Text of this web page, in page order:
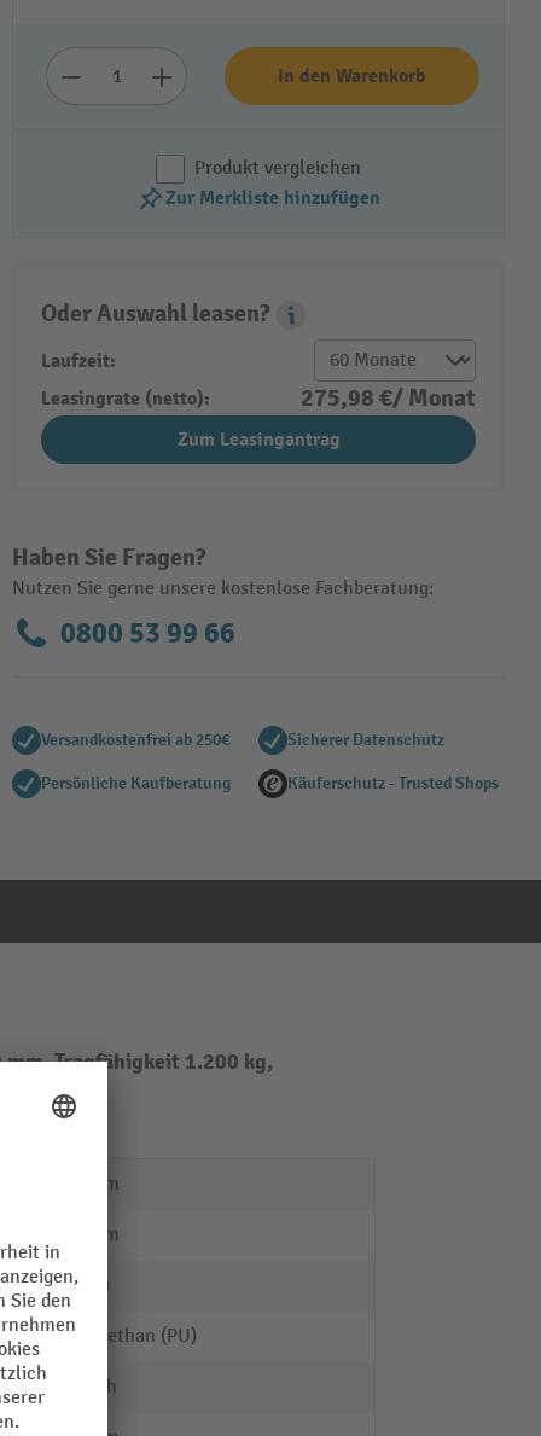
In den Warenkorb
Produkt vergleichen
Zur Merkliste hinzufügen
Haben Sie Fragen?
Nutzen Sie gerne unsere kostenlose Fachberatung:
0800 53 99 66
Oder Auswahl leasen?
Leasing Popover
Laufzeit:
Leasingrate (netto):
275,98 €/ Monat
Zum Leasingantrag
Versandkostenfrei ab 250€ Sicherer Datenschutz
Persönliche Kaufberatung Käuferschutz - Trusted Shops
Tragfähigkeit 1.200 kg,
570 mm
105 mm
75 mm
Polyurethan (PU)
Einfach